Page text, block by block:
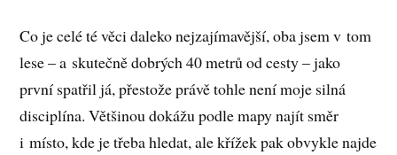
Co je celé té věci daleko nejzajímavější, oba jsem v tom
lese – a skutečně dobrých 40 metrů od cesty – jako
první spatřil já, přestože právě tohle není moje silná
disciplína. Většinou dokážu podle mapy najít směr
i místo, kde je třeba hledat, ale křížek pak obvykle najde